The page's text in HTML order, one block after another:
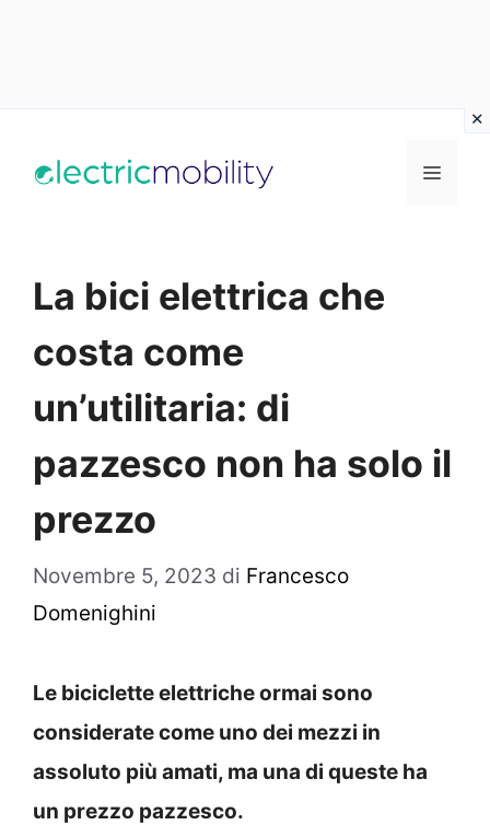
Menu
La bici elettrica che
costa come
un’utilitaria: di
pazzesco non ha solo il
prezzo
Novembre 5, 2023 di Francesco
Domenighini
Le biciclette elettriche ormai sono
considerate come uno dei mezzi in
assoluto più amati, ma una di queste ha
un prezzo pazzesco.